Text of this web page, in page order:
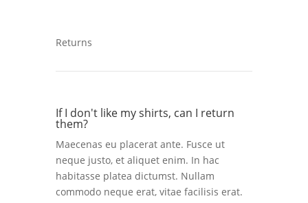
Returns
If I don't like my shirts, can I return
them?
Maecenas eu placerat ante. Fusce ut
neque justo, et aliquet enim. In hac
habitasse platea dictumst. Nullam
commodo neque erat, vitae facilisis erat.